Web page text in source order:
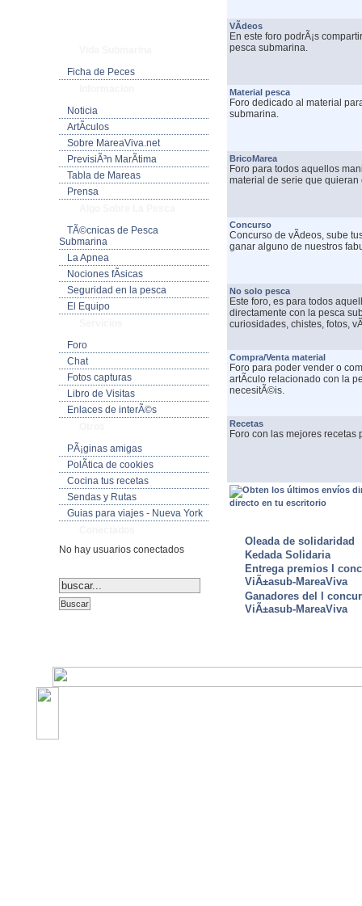
Ficha de Peces
Noticia
ArtÃ­culos
Sobre MareaViva.net
PrevisiÃ³n MarÃ­tima
Tabla de Mareas
Prensa
TÃ©cnicas de Pesca
Submarina
La Apnea
Nociones fÃ­sicas
Seguridad en la pesca
El Equipo
Foro
Chat
Fotos capturas
Libro de Visitas
Enlaces de interÃ©s
PÃ¡ginas amigas
PolÃ­tica de cookies
Cocina tus recetas
Sendas y Rutas
Guias para viajes - Nueva York
No hay usuarios conectados
VÃ­deos
En este foro podrÃ¡s
pesca submarina.
Material pesca
Foro dedicado al material
submarina.
BricoMarea
Foro para todos aquellos
material de serie que
Concurso
Concurso de vÃ­deos, sube
ganar alguno de nuestros
No solo pesca
Este foro, es para todos
directamente con la pesca
curiosidades, chistes, fotos,
Compra/Venta material
Foro para poder vender o
artÃ­culo relacionado con la
necesitÃ©is.
Recetas
Foro con las mejores recetas
directo en tu escritorio
Oleada de solidaridad
Kedada Solidaria
Entrega premios I
ViÃ±asub-MareaViva
Ganadores del I
ViÃ±asub-MareaViva